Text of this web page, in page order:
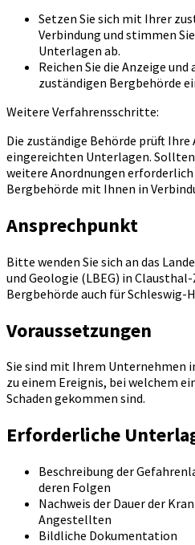
Setzen Sie sich mit Ihrer
Verbindung und stimmen
Unterlagen ab.
Reichen Sie die Anzeige
zuständigen Bergbehörde
Weitere Verfahrensschritte:
Die zuständige Behörde prüft Ihre
eingereichten Unterlagen.
weitere Anordnungen erforderlich
Bergbehörde mit Ihnen in
Ansprechpunkt
Bitte wenden Sie sich an das
und Geologie (LBEG) in
Bergbehörde auch für Schleswig-
Voraussetzungen
Sie sind mit Ihrem Unternehmen
zu einem Ereignis, bei welchem
Schaden gekommen sind.
Erforderliche
Beschreibung der
deren Folgen
Nachweis der Dauer der
Angestellten
Bildliche Dokumentation